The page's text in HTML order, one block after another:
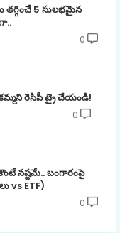
తగ్గించే 5 సులభమైన
0
రెసిపీ ట్రై చేయండి!
0
నష్టమే.. బంగారంపై
vs ETF)
0